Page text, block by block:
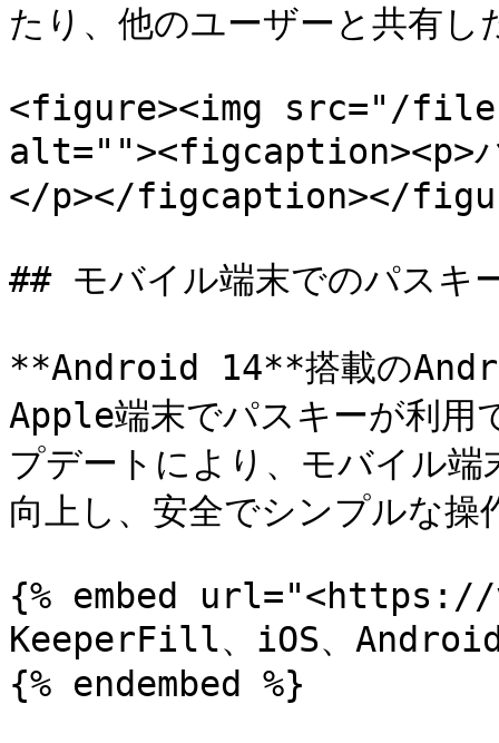
たり、他のユーザーと共有し
<figure><img src="/files/
alt=""><figcaption><p>パ
</p></figcaption></
## モバイル端末でのパスキ
**Android 14**搭載の
Apple端末でパスキーが利用
プデートにより、モバイル
向上し、安全でシンプルな操
{% embed url="<https://
KeeperFill、iOS、Android
{% endembed %}